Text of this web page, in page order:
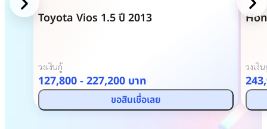
Toyota Vios 1.5 ปี 2013
วงเงินกู้
127,800 - 227,200 บาท
ขอสินเชื่อเลย
วงเงิ